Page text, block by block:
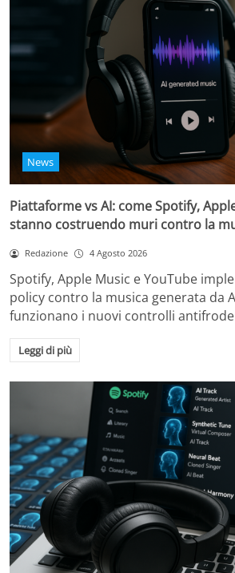
News
Piattaforme vs AI: come Spotify,
stanno costruendo muri contro la
Redazione 4 Agosto 2026
Spotify, Apple Music e YouTube
policy contro la musica generata da
funzionano i nuovi controlli
Leggi di più